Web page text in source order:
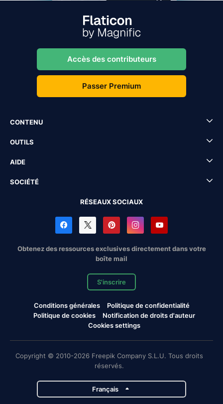
Accès des contributeurs
Passer Premium
CONTENU
OUTILS
AIDE
SOCIÉTÉ
RÉSEAUX SOCIAUX
Obtenez des ressources exclusives directement dans votre
boîte mail
S'inscrire
Conditions générales
Politique de confidentialité
Politique de cookies
Notification de droits d'auteur
Cookies settings
Copyright © 2010-2026 Freepik Company S.L.U. Tous droits
réservés.
Français